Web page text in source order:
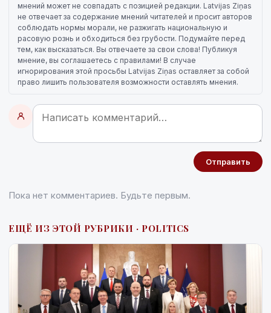
мнений может не совпадать с позицией редакции. Latvijas Ziņas
не отвечает за содержание мнений читателей и просит авторов
соблюдать нормы морали, не разжигать национальную и
расовую рознь и обходиться без грубости. Подумайте перед
тем, как высказаться. Вы отвечаете за свои слова! Публикуя
мнение, вы соглашаетесь с правилами! В случае
игнорирования этой просьбы Latvijas Ziņas оставляет за собой
право лишить пользователя возможности оставлять мнения.
Отправить
Пока нет комментариев. Будьте первым.
ЕЩЁ ИЗ ЭТОЙ РУБРИКИ · POLITICS